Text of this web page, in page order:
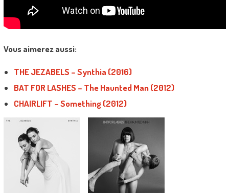
Vous aimerez aussi:
THE JEZABELS – Synthia (2016)
BAT FOR LASHES – The Haunted Man (2012)
CHAIRLIFT – Something (2012)